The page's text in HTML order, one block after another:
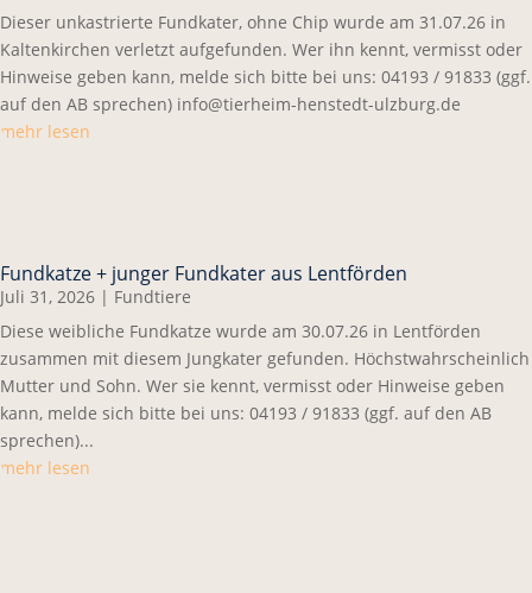
Dieser unkastrierte Fundkater, ohne Chip wurde am 31.07.26 in
Kaltenkirchen verletzt aufgefunden. Wer ihn kennt, vermisst oder
Hinweise geben kann, melde sich bitte bei uns: 04193 / 91833 (ggf.
auf den AB sprechen) info@tierheim-henstedt-ulzburg.de
mehr lesen
Fundkatze + junger Fundkater aus Lentförden
Juli 31, 2026 | Fundtiere
Diese weibliche Fundkatze wurde am 30.07.26 in Lentförden
zusammen mit diesem Jungkater gefunden. Höchstwahrscheinlich
Mutter und Sohn. Wer sie kennt, vermisst oder Hinweise geben
kann, melde sich bitte bei uns: 04193 / 91833 (ggf. auf den AB
sprechen)...
mehr lesen